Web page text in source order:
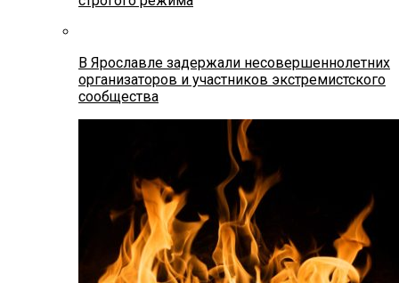
В Ярославле задержали несовершеннолетних
организаторов и участников экстремистского
сообщества